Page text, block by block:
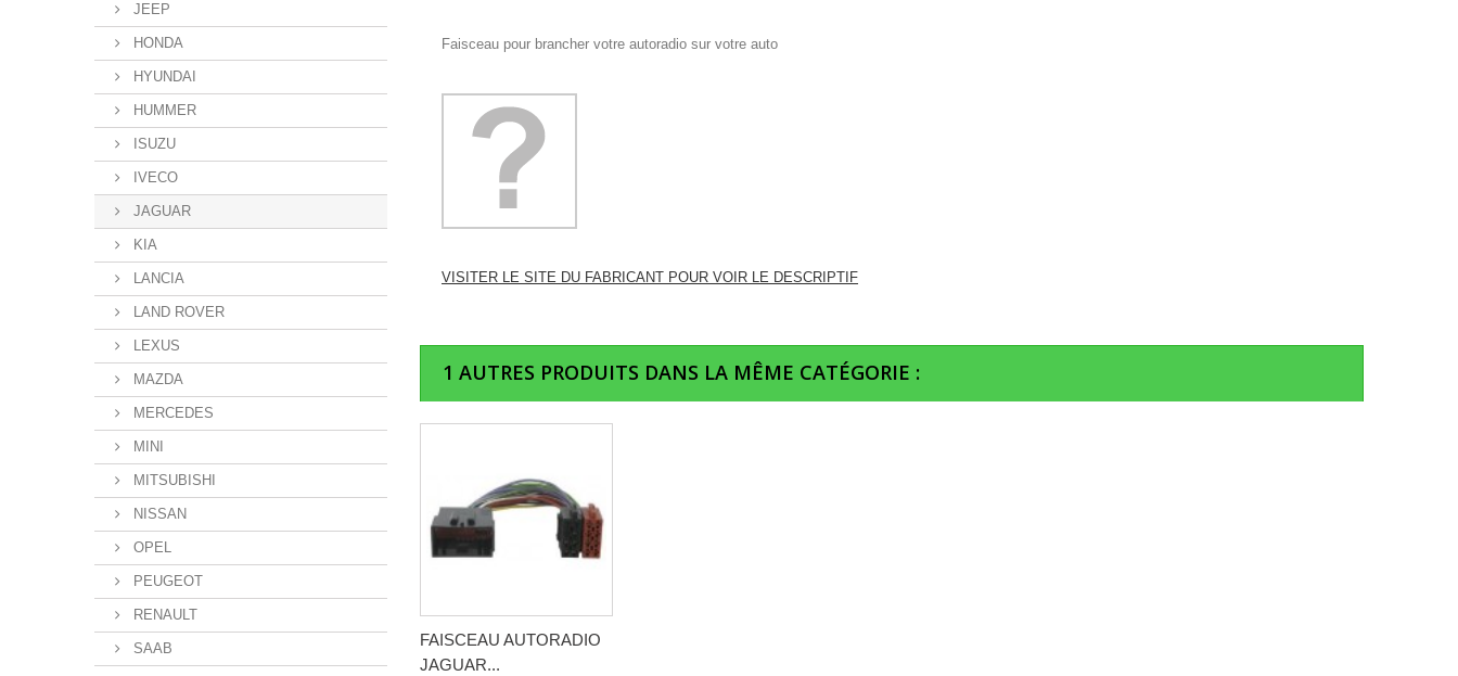
JEEP
HONDA
HYUNDAI
HUMMER
ISUZU
IVECO
JAGUAR
KIA
LANCIA
LAND ROVER
LEXUS
MAZDA
MERCEDES
MINI
MITSUBISHI
NISSAN
OPEL
PEUGEOT
RENAULT
SAAB
Faisceau pour brancher votre autoradio sur votre auto
VISITER LE SITE DU FABRICANT POUR VOIR LE DESCRIPTIF
1 AUTRES PRODUITS DANS LA MÊME CATÉGORIE :
FAISCEAU AUTORADIO
JAGUAR...